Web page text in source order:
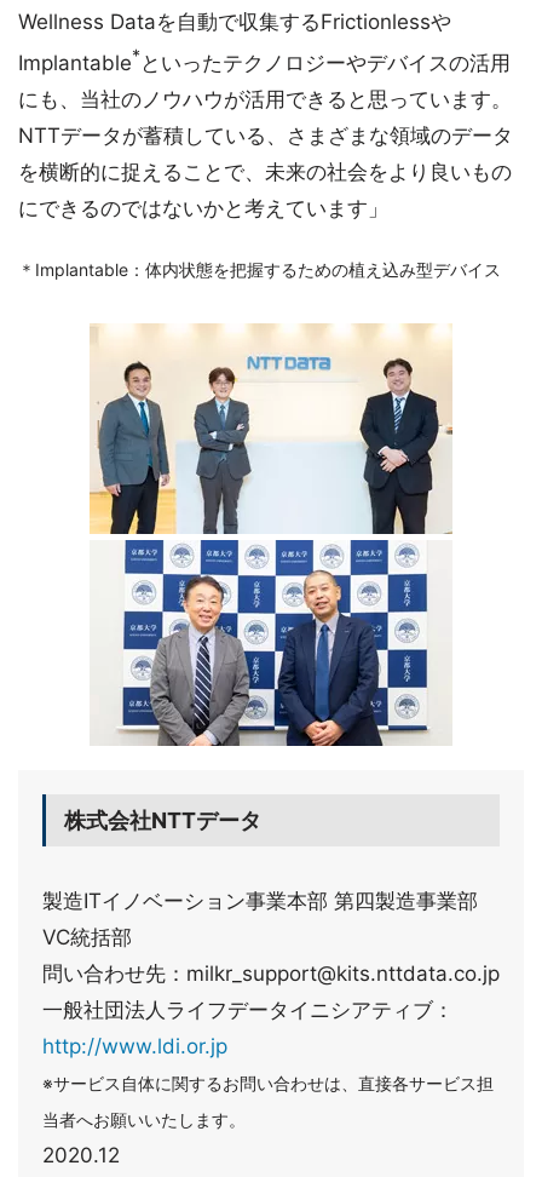
Wellness Dataを自動で収集するFrictionlessや
Implantable* といったテクノロジーやデバイスの活用
にも、当社のノウハウが活用できると思っています。
NTTデータが蓄積している、さまざまな領域のデータ
を横断的に捉えることで、未来の社会をより良いもの
にできるのではないかと考えています」
＊Implantable：体内状態を把握するための植え込み型デバイス
株式会社NTTデータ
製造ITイノベーション事業本部 第四製造事業部
VC統括部
問い合わせ先：milkr_support@kits.nttdata.co.jp
一般社団法人ライフデータイニシアティブ：
http://www.ldi.or.jp
※サービス自体に関するお問い合わせは、直接各サービス担
当者へお願いいたします。
2020.12